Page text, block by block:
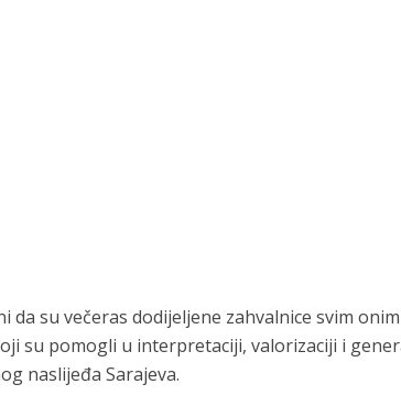
su večeras dodijeljene zahvalnice svim onim
su pomogli u interpretaciji, valorizaciji i
naslijeđa Sarajeva.